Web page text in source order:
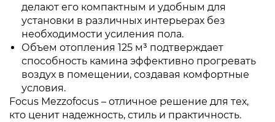
делают его компактным и удобным для
установки в различных интерьерах без
необходимости усиления пола.
Объем отопления 125 м³ подтверждает
способность камина эффективно прогревать
воздух в помещении, создавая комфортные
условия.
Focus Mezzofocus – отличное решение для тех,
кто ценит надежность, стиль и практичность.